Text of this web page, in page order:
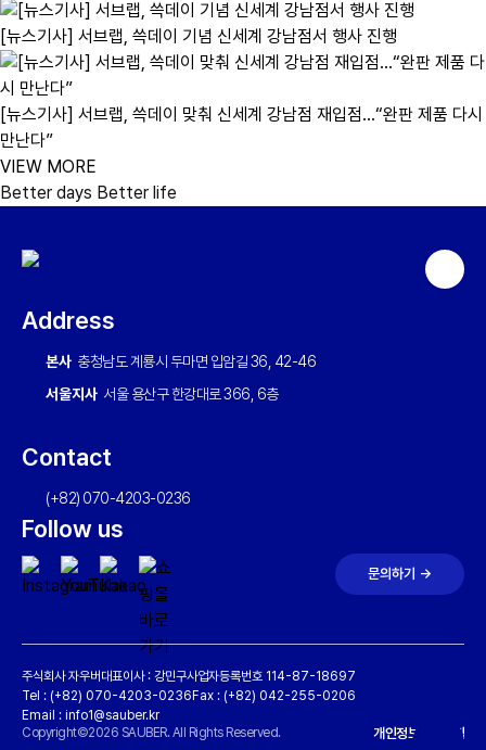
[뉴스기사] 서브랩, 쓱데이 기념 신세계 강남점서 행사 진행
[뉴스기사] 서브랩, 쓱데이 맞춰 신세계 강남점 재입점…“완판 제품 다시
만난다”
VIEW MORE
Better days Better life
Address
본사 충청남도 계룡시 두마면 입암길 36, 42-46
서울지사 서울 용산구 한강대로 366, 6층
Contact
(+82) 070-4203-0236
문의하기 →
Follow us
개인정보처리방침
주식회사 자우버대표이사 : 강민구사업자등록번호 114-87-18697
Tel : (+82) 070-4203-0236Fax : (+82) 042-255-0206
Email : info1@sauber.kr
Copyright©2026 SAUBER. All Rights Reserved.
상